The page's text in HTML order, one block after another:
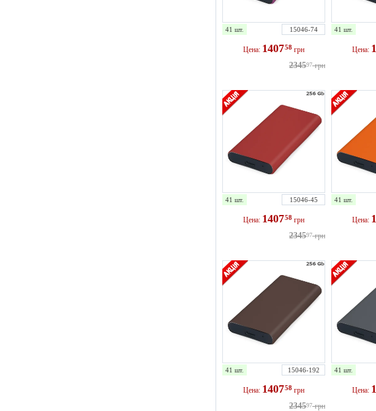
41 шт. 15046-74
Цена: 140758 грн
234597 грн
41 шт.
Цена:
41 шт. 15046-45
Цена: 140758 грн
234597 грн
41 шт.
Цена:
41 шт. 15046-192
Цена: 140758 грн
234597 грн
41 шт.
Цена: